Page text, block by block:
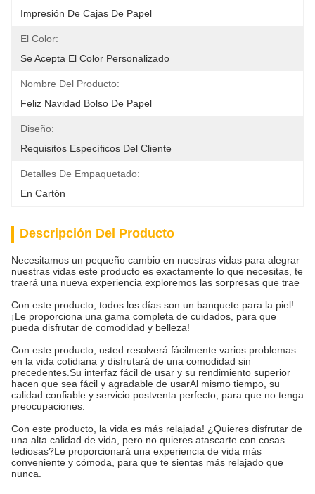
Impresión De Cajas De Papel
El Color:
Se Acepta El Color Personalizado
Nombre Del Producto:
Feliz Navidad Bolso De Papel
Diseño:
Requisitos Específicos Del Cliente
Detalles De Empaquetado:
En Cartón
Descripción Del Producto
Necesitamos un pequeño cambio en nuestras vidas para alegrar
nuestras vidas este producto es exactamente lo que necesitas, te
traerá una nueva experiencia exploremos las sorpresas que trae
Con este producto, todos los días son un banquete para la piel!
¡Le proporciona una gama completa de cuidados, para que
pueda disfrutar de comodidad y belleza!
Con este producto, usted resolverá fácilmente varios problemas
en la vida cotidiana y disfrutará de una comodidad sin
precedentes.Su interfaz fácil de usar y su rendimiento superior
hacen que sea fácil y agradable de usarAl mismo tiempo, su
calidad confiable y servicio postventa perfecto, para que no tenga
preocupaciones.
Con este producto, la vida es más relajada! ¿Quieres disfrutar de
una alta calidad de vida, pero no quieres atascarte con cosas
tediosas?Le proporcionará una experiencia de vida más
conveniente y cómoda, para que te sientas más relajado que
nunca.